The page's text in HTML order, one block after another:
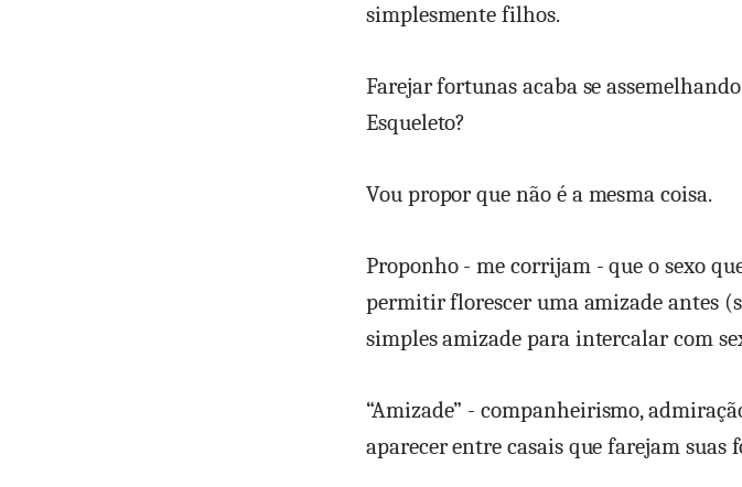
simplesmente filhos.
Farejar fortunas acaba se
Esqueleto?
Vou propor que não é a mesma coisa.
Proponho - me corrijam - que o sexo
permitir florescer uma amizade antes
simples amizade para intercalar com
“Amizade” - companheirismo,
aparecer entre casais que farejam suas